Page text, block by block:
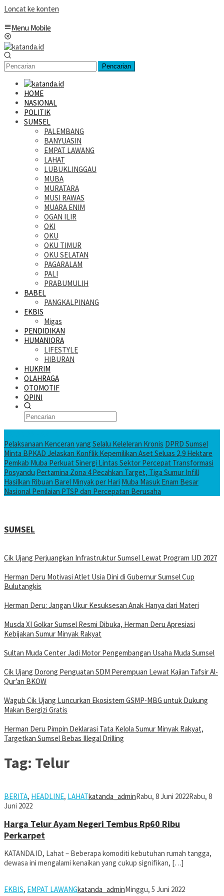
Loncat ke konten
Menu Mobile
Pencarian
HOME
NASIONAL
POLITIK
SUMSEL
PALEMBANG
BANYUASIN
EMPAT LAWANG
LAHAT
LUBUKLINGGAU
MUBA
MURATARA
MUSI RAWAS
MUARA ENIM
OGAN ILIR
OKI
OKU
OKU TIMUR
OKU SELATAN
PAGARALAM
PALI
PRABUMULIH
BABEL
PANGKALPINANG
EKBIS
Migas
PENDIDIKAN
HUMANIORA
LIFESTYLE
HIBURAN
HUKRIM
OLAHRAGA
OTOMOTIF
OPINI
Pelaksanaan Kenceran yang Selalu Keleleran Kronis DPRD Sumsel
Minta BPKAD Jelaskan Konflik Kepemilikan Aset Seluas 2,9 Hektare
Pemkab Muba Perkuat Sinergi Lintas Sektor Percepat Transformasi
Posyandu Pertamina Zona 4 Pecahkan Target, Tiga Sumur Infill
Hasilkan Ribuan Barel Minyak per Hari Muba Masuk Enam Besar
Nasional Penilaian PTSP dan Percepatan Berusaha
SUMSEL
Cik Ujang Perjuangkan Infrastruktur Sumsel Lewat Program IJD 2027
Herman Deru Motivasi Atlet Usia Dini di Gubernur Sumsel Cup
Bulutangkis
Herman Deru: Jangan Ukur Kesuksesan Anak Hanya dari Materi
Musda XI Golkar Sumsel Resmi Dibuka, Herman Deru Apresiasi
Kebijakan Sumur Minyak Rakyat
Sultan Muda Center Jadi Motor Pengembangan Usaha Muda Sumsel
Cik Ujang Dorong Penguatan SDM Perempuan Lewat Kajian Tafsir Al-
Qur’an BKOW
Wagub Cik Ujang Luncurkan Ekosistem GSMP-MBG untuk Dukung
Makan Bergizi Gratis
Herman Deru Pimpin Deklarasi Tata Kelola Sumur Minyak Rakyat,
Targetkan Sumsel Bebas Illegal Drilling
Tag: Telur
BERITA, HEADLINE, LAHATkatanda_adminRabu, 8 Juni 2022Rabu, 8
Juni 2022
Harga Telur Ayam Negeri Tembus Rp60 Ribu
Perkarpet
KATANDA.ID, Lahat – Beberapa komoditi kebutuhan rumah tangga,
dewasa ini mengalami kenaikan yang cukup signifikan, […]
EKBIS, EMPAT LAWANGkatanda_adminMinggu, 5 Juni 2022